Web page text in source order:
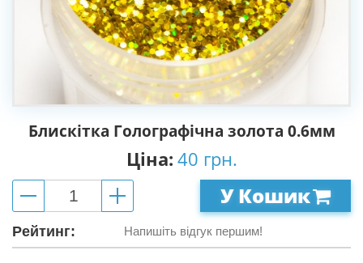
Блискітка Голографічна золота 0.6мм
Ціна: 40 грн.
У Кошик
Рейтинг: Напишіть відгук першим!